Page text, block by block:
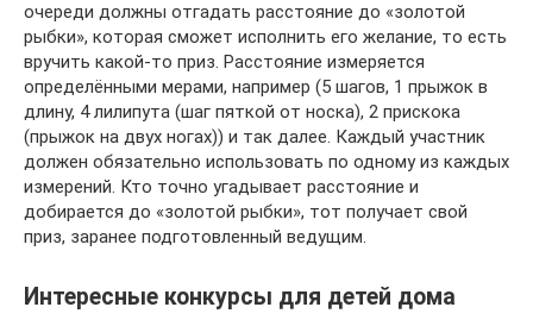
очереди должны отгадать расстояние до «золотой
рыбки», которая сможет исполнить его желание, то есть
вручить какой-то приз. Расстояние измеряется
определёнными мерами, например (5 шагов, 1 прыжок в
длину, 4 лилипута (шаг пяткой от носка), 2 прискока
(прыжок на двух ногах)) и так далее. Каждый участник
должен обязательно использовать по одному из каждых
измерений. Кто точно угадывает расстояние и
добирается до «золотой рыбки», тот получает свой
приз, заранее подготовленный ведущим.
Интересные конкурсы для детей дома